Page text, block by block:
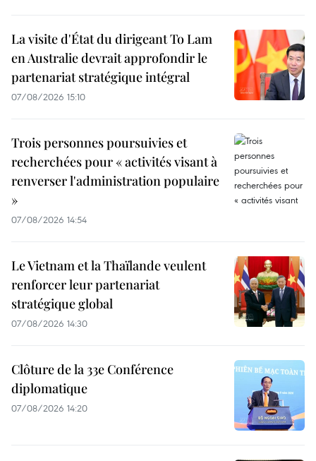
La visite d'État du dirigeant To Lam
en Australie devrait approfondir le
partenariat stratégique intégral
07/08/2026 15:10
Trois personnes poursuivies et
recherchées pour « activités visant à
renverser l'administration populaire
»
07/08/2026 14:54
Le Vietnam et la Thaïlande veulent
renforcer leur partenariat
stratégique global
07/08/2026 14:30
Clôture de la 33e Conférence
diplomatique
07/08/2026 14:20